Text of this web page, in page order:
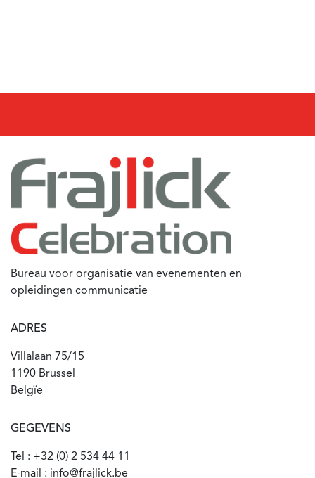
Bureau voor organisatie van evenementen en
opleidingen communicatie
ADRES
Villalaan 75/15
1190 Brussel
Belgïe
GEGEVENS
Tel : +32 (0) 2 534 44 11
E-mail : info@frajlick.be